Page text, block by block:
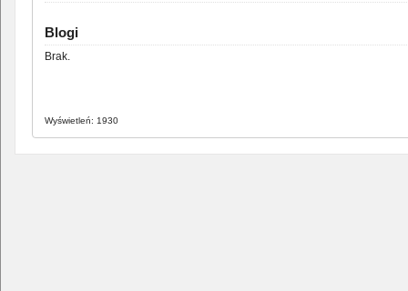
Blogi
Brak.
Wyświetleń: 1930